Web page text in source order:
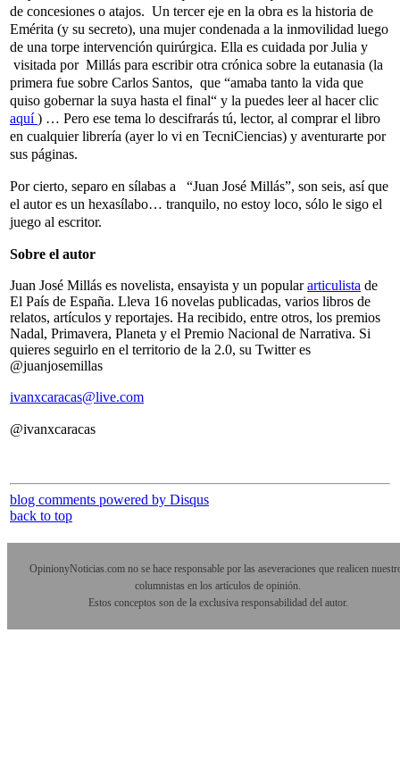
de concesiones o atajos. Un tercer eje en la obra es la historia de
Emérita (y su secreto), una mujer condenada a la inmovilidad luego
de una torpe intervención quirúrgica. Ella es cuidada por Julia y
visitada por Millás para escribir otra crónica sobre la eutanasia (la
primera fue sobre Carlos Santos, que “amaba tanto la vida que
quiso gobernar la suya hasta el final“ y la puedes leer al hacer clic
aquí) … Pero ese tema lo descifrarás tú, lector, al comprar el libro
en cualquier librería (ayer lo vi en TecniCiencias) y aventurarte por
sus páginas.
Por cierto, separo en sílabas a “Juan José Millás”, son seis, así que
el autor es un hexasílabo… tranquilo, no estoy loco, sólo le sigo el
juego al escritor.
Sobre el autor
Juan José Millás es novelista, ensayista y un populararticulista de
El País de España. Lleva 16 novelas publicadas, varios libros de
relatos, artículos y reportajes. Ha recibido, entre otros, los premios
Nadal, Primavera, Planeta y el Premio Nacional de Narrativa. Si
quieres seguirlo en el territorio de la 2.0, su Twitter es
@juanjosemillas
ivanxcaracas@live.com
@ivanxcaracas
blog comments powered by Disqus
back to top
OpinionyNoticias.com no se hace responsable por las aseveraciones que realicen
columnistas en los artículos de opinión.
Estos conceptos son de la exclusiva responsabilidad del autor.